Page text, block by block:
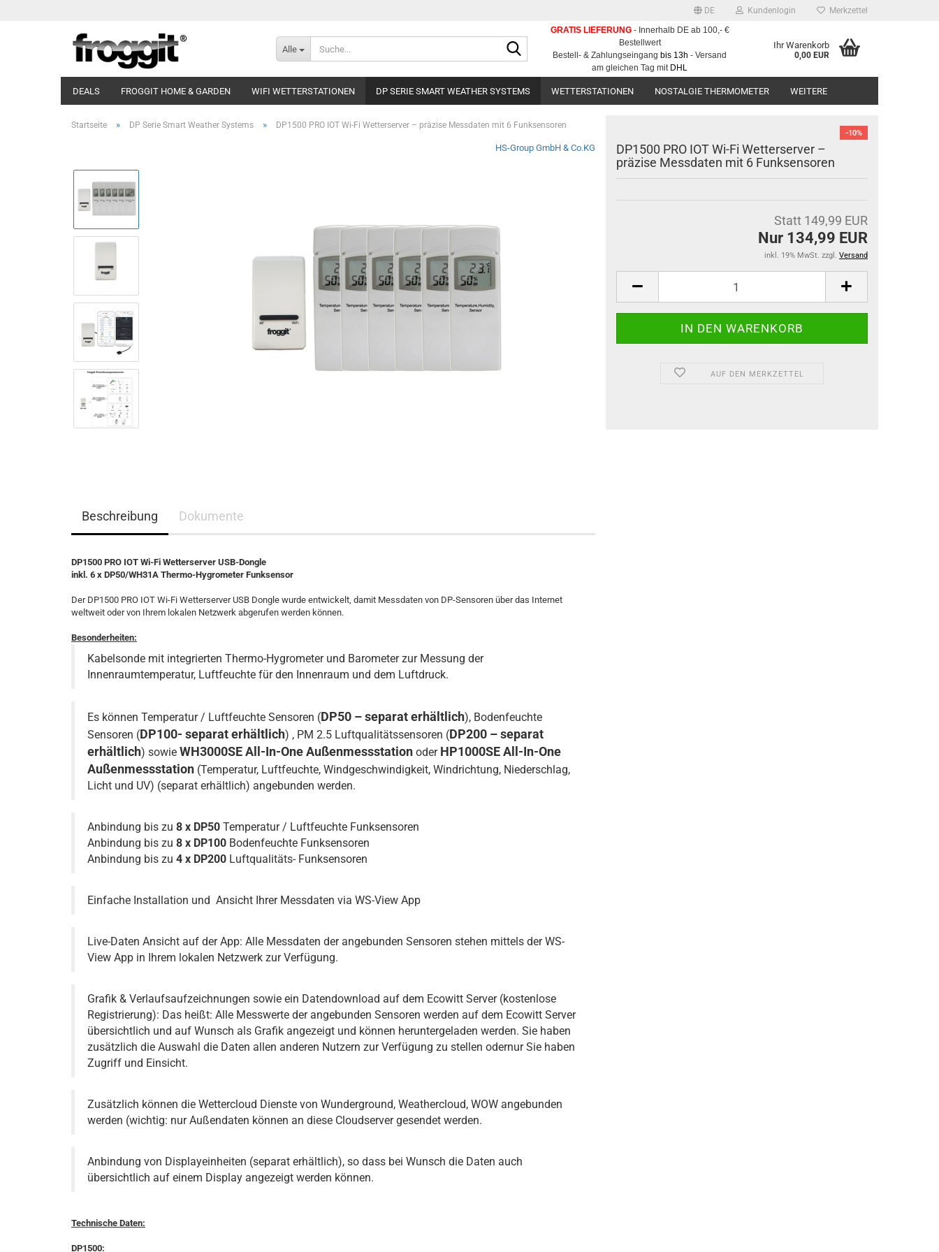
DE Kundenlogin Merkzettel
Alle
GRATIS LIEFERUNG- Innerhalb DE ab 100,- €
Bestellwert
Bestell- & Zahlungseingang bis 13h - Versand
am gleichen Tag mitDHL
Ihr Warenkorb
0,00 EUR
DEALS FROGGIT HOME & GARDEN WIFI WETTERSTATIONEN DP SERIE SMART WEATHER SYSTEMS WETTERSTATIONEN NOSTALGIE THERMOMETER WEITERE
Startseite » DP Serie Smart Weather Systems » DP1500 PRO IOT Wi-Fi Wetterserver – präzise Messdaten mit 6 Funksensoren
HS-Group GmbH & Co.KG
-10%
DP1500 PRO IOT Wi-Fi Wetterserver –
präzise Messdaten mit 6 Funksensoren
Statt 149,99 EUR
Nur 134,99 EUR
inkl. 19% MwSt. zzgl. Versand
AUF DEN MERKZETTEL
Beschreibung Dokumente
DP1500 PRO IOT Wi-Fi Wetterserver USB-Dongle
inkl. 6 x DP50/WH31A Thermo-Hygrometer Funksensor
Der DP1500 PRO IOT Wi-Fi Wetterserver USB Dongle wurde entwickelt, damit Messdaten von DP-Sensoren über das Internet
weltweit oder von Ihrem lokalen Netzwerk abgerufen werden können.
Besonderheiten:
Kabelsonde mit integrierten Thermo-Hygrometer und Barometer zur Messung der
Innenraumtemperatur, Luftfeuchte für den Innenraum und dem Luftdruck.
Es können Temperatur / Luftfeuchte Sensoren (DP50 – separat erhältlich), Bodenfeuchte
Sensoren (DP100- separat erhältlich) , PM 2.5 Luftqualitätssensoren (DP200 – separat
erhältlich) sowie WH3000SE All-In-One Außenmessstation oder HP1000SE All-In-One
Außenmessstation (Temperatur, Luftfeuchte, Windgeschwindigkeit, Windrichtung, Niederschlag,
Licht und UV) (separat erhältlich) angebunden werden.
Anbindung bis zu 8 x DP50 Temperatur / Luftfeuchte Funksensoren
Anbindung bis zu 8 x DP100 Bodenfeuchte Funksensoren
Anbindung bis zu 4 x DP200 Luftqualitäts- Funksensoren
Einfache Installation und Ansicht Ihrer Messdaten via WS-View App
Live-Daten Ansicht auf der App: Alle Messdaten der angebunden Sensoren stehen mittels der WS-
View App in Ihrem lokalen Netzwerk zur Verfügung.
Grafik & Verlaufsaufzeichnungen sowie ein Datendownload auf dem Ecowitt Server (kostenlose
Registrierung): Das heißt: Alle Messwerte der angebunden Sensoren werden auf dem Ecowitt Server
übersichtlich und auf Wunsch als Grafik angezeigt und können heruntergeladen werden. Sie haben
zusätzlich die Auswahl die Daten allen anderen Nutzern zur Verfügung zu stellen odernur Sie haben
Zugriff und Einsicht.
Zusätzlich können die Wettercloud Dienste von Wunderground, Weathercloud, WOW angebunden
werden (wichtig: nur Außendaten können an diese Cloudserver gesendet werden.
Anbindung von Displayeinheiten (separat erhältlich), so dass bei Wunsch die Daten auch
übersichtlich auf einem Display angezeigt werden können.
Technische Daten:
DP1500: